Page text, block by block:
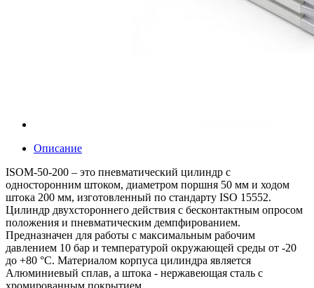
Описание
ISOM-50-200 – это пневматический цилиндр с
односторонним штоком, диаметром поршня 50 мм и ходом
штока 200 мм, изготовленный по стандарту ISO 15552.
Цилиндр двухстороннего действия с бесконтактным опросом
положения и пневматическим демпфированием.
Предназначен для работы с максимальным рабочим
давлением 10 бар и температурой окружающей среды от -20
до +80 °C. Материалом корпуса цилиндра является
Алюминиевый сплав, а штока - нержавеющая сталь с
хромированным покрытием.